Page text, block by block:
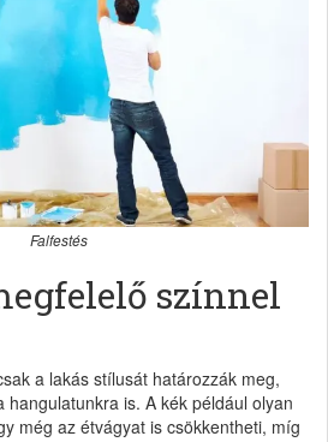
Falfestés
színnel
a lakás stílusát határozzák meg,
hangulatunkra is. A kék például olyan
még az étvágyat is csökkentheti, míg